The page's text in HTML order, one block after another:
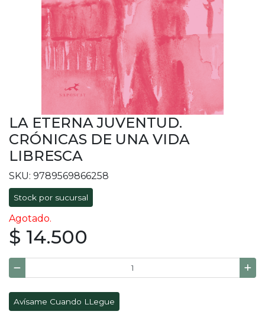
LA ETERNA JUVENTUD.
CRÓNICAS DE UNA VIDA
LIBRESCA
SKU: 9789569866258
Stock por sucursal
Agotado.
$ 14.500
Avísame Cuando LLegue